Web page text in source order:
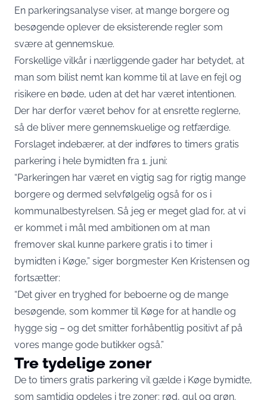
En parkeringsanalyse viser, at mange borgere og
besøgende oplever de eksisterende regler som
svære at gennemskue.
Forskellige vilkår i nærliggende gader har betydet, at
man som bilist nemt kan komme til at lave en fejl og
risikere en bøde, uden at det har været intentionen.
Der har derfor været behov for at ensrette reglerne,
så de bliver mere gennemskuelige og retfærdige.
Forslaget indebærer, at der indføres to timers gratis
parkering i hele bymidten fra 1. juni:
“Parkeringen har været en vigtig sag for rigtig mange
borgere og dermed selvfølgelig også for os i
kommunalbestyrelsen. Så jeg er meget glad for, at vi
er kommet i mål med ambitionen om at man
fremover skal kunne parkere gratis i to timer i
bymidten i Køge,” siger borgmester Ken Kristensen og
fortsætter:
“Det giver en tryghed for beboerne og de mange
besøgende, som kommer til Køge for at handle og
hygge sig – og det smitter forhåbentlig positivt af på
vores mange gode butikker også.”
Tre tydelige zoner
De to timers gratis parkering vil gælde i Køge bymidte,
som samtidig opdeles i tre zoner: rød, gul og grøn.